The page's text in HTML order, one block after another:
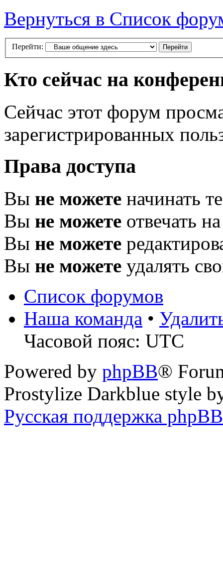
Вернуться в Список
Перейти:
Кто сейчас на
Сейчас этот форум
зарегистрированных
Права доступа
Вы не можете начинать
Вы не можете отвечать
Вы не можете
Вы не можете удалять
Список форумов
Наша команда •
Часовой пояс: UTC
Powered by phpBB®
Prostylize Darkblue style
Русская поддержка phpBB